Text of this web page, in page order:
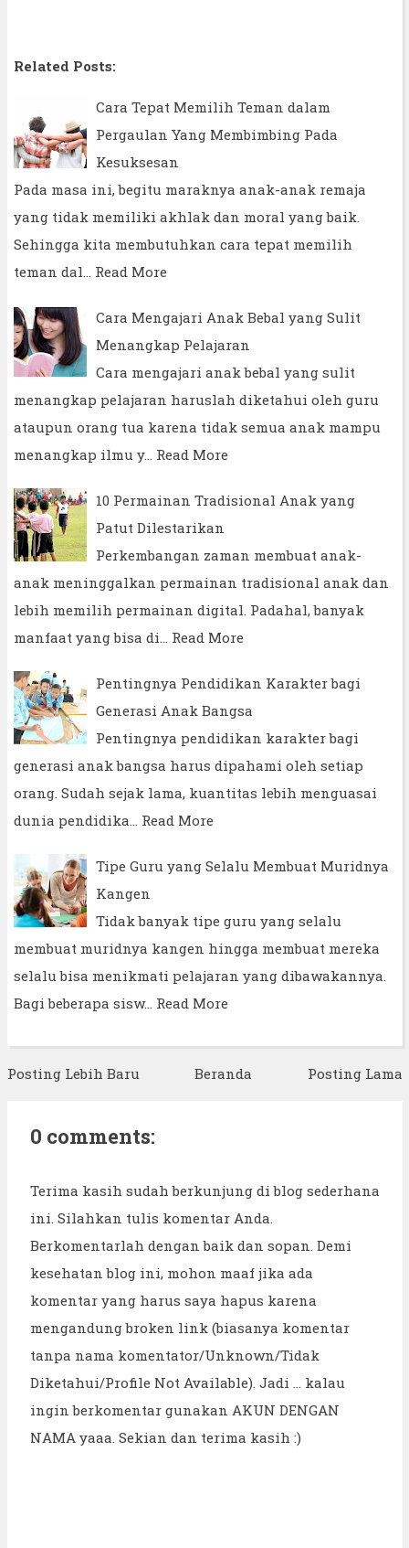
Related Posts:
Cara Tepat Memilih Teman dalam
Pergaulan Yang Membimbing Pada
Kesuksesan
Pada masa ini, begitu maraknya anak-anak remaja
yang tidak memiliki akhlak dan moral yang baik.
Sehingga kita membutuhkan cara tepat memilih
teman dal…
Read More
Cara Mengajari Anak Bebal yang Sulit
Menangkap Pelajaran
Cara mengajari anak bebal yang sulit
menangkap pelajaran haruslah diketahui oleh guru
ataupun orang tua karena tidak semua anak mampu
menangkap ilmu y…
Read More
10 Permainan Tradisional Anak yang
Patut Dilestarikan
Perkembangan zaman membuat anak-
anak meninggalkan permainan tradisional anak dan
lebih memilih permainan digital. Padahal, banyak
manfaat yang bisa di…
Read More
Pentingnya Pendidikan Karakter bagi
Generasi Anak Bangsa
Pentingnya pendidikan karakter bagi
generasi anak bangsa harus dipahami oleh setiap
orang. Sudah sejak lama, kuantitas lebih menguasai
dunia pendidika…
Read More
Tipe Guru yang Selalu Membuat Muridnya
Kangen
Tidak banyak tipe guru yang selalu
membuat muridnya kangen hingga membuat mereka
selalu bisa menikmati pelajaran yang dibawakannya.
Bagi beberapa sisw… Read More
Posting Lebih Baru Posting Lama
Beranda
0 comments:
Terima kasih sudah berkunjung di blog sederhana
ini. Silahkan tulis komentar Anda.
Berkomentarlah dengan baik dan sopan. Demi
kesehatan blog ini, mohon maaf jika ada
komentar yang harus saya hapus karena
mengandung broken link (biasanya komentar
tanpa nama komentator/Unknown/Tidak
Diketahui/Profile Not Available). Jadi ... kalau
ingin berkomentar gunakan AKUN DENGAN
NAMA yaaa. Sekian dan terima kasih :)